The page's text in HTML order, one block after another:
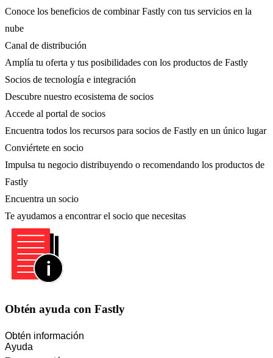
Conoce los beneficios de combinar Fastly con tus servicios en la
nube
Canal de distribución
Amplía tu oferta y tus posibilidades con los productos de Fastly
Socios de tecnología e integración
Descubre nuestro ecosistema de socios
Accede al portal de socios
Encuentra todos los recursos para socios de Fastly en un único lugar
Conviértete en socio
Impulsa tu negocio distribuyendo o recomendando los productos de
Fastly
Encuentra un socio
Te ayudamos a encontrar el socio que necesitas
Obtén ayuda con Fastly
Obtén información
Ayuda